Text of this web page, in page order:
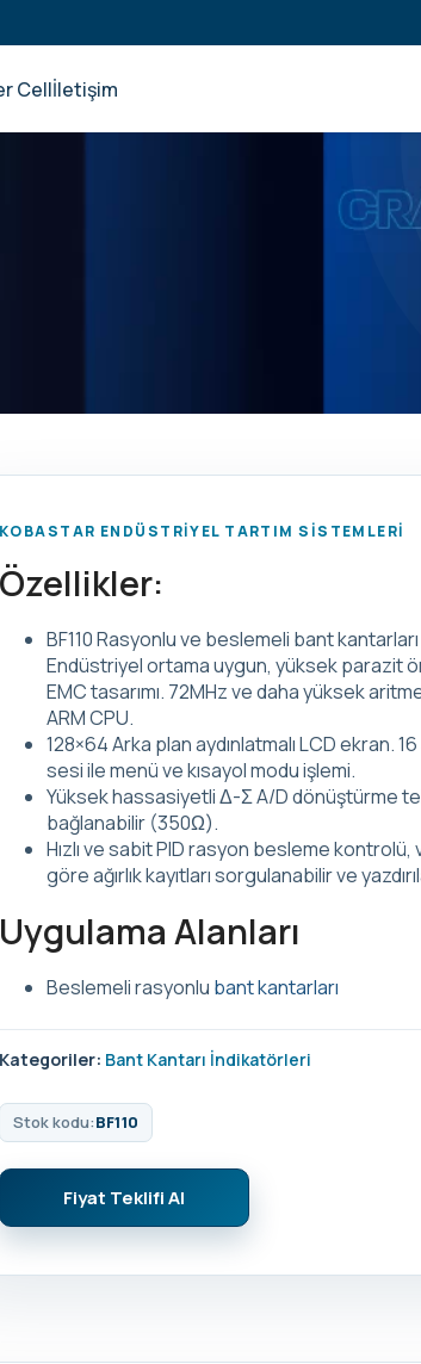
Cellİletişim
KOBASTAR ENDÜSTRİYEL TARTIM SİSTEMLERİ
Özellikler:
BF110 Rasyonlu ve beslemeli bant
Endüstriyel ortama uygun, yüksek parazit
EMC tasarımı. 72MHz ve daha yüksek
ARM CPU.
128×64 Arka plan aydınlatmalı LCD ekran.
sesi ile menü ve kısayol modu işlemi.
Yüksek hassasiyetli Δ-Σ A/D dönüştürme
bağlanabilir (350Ω).
Hızlı ve sabit PID rasyon besleme kontrolü,
göre ağırlık kayıtları sorgulanabilir ve
Uygulama Alanları
Beslemeli rasyonlu bant kantarları
Kategoriler: Bant Kantarı İndikatörleri
Stok kodu:BF110
Fiyat Teklifi Al